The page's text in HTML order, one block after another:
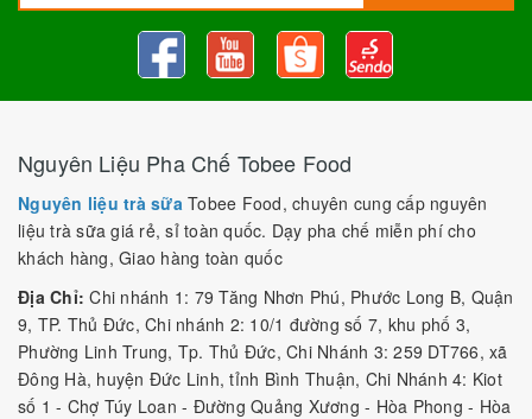
Nguyên Liệu Pha Chế Tobee Food
Nguyên liệu trà sữa Tobee Food, chuyên cung cấp nguyên
liệu trà sữa giá rẻ, sỉ toàn quốc. Dạy pha chế miễn phí cho
khách hàng, Giao hàng toàn quốc
Địa Chỉ: Chi nhánh 1: 79 Tăng Nhơn Phú, Phước Long B, Quận
9, TP. Thủ Đức, Chi nhánh 2: 10/1 đường số 7, khu phố 3,
Phường Linh Trung, Tp. Thủ Đức, Chi Nhánh 3: 259 DT766, xã
Đông Hà, huyện Đức Linh, tỉnh Bình Thuận, Chi Nhánh 4: Kiot
số 1 - Chợ Túy Loan - Đường Quảng Xương - Hòa Phong - Hòa